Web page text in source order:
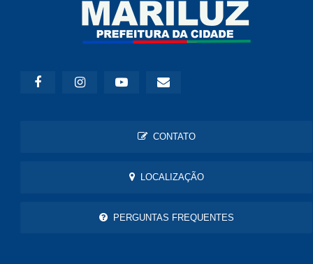
CONTATO
LOCALIZAÇÃO
PERGUNTAS FREQUENTES